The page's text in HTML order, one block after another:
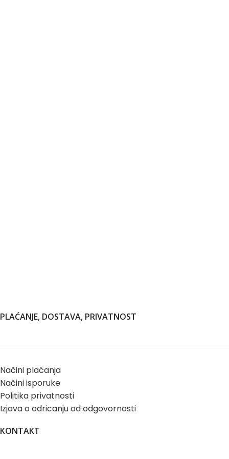
PLAĆANJE, DOSTAVA, PRIVATNOST
Načini plaćanja
Načini isporuke
Politika privatnosti
Izjava o odricanju od odgovornosti
KONTAKT